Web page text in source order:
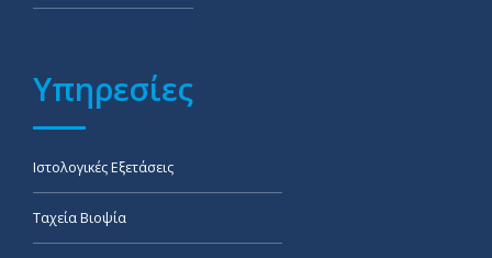
Υπηρεσίες
Ιστολογικές Εξετάσεις
Ταχεία Βιοψία